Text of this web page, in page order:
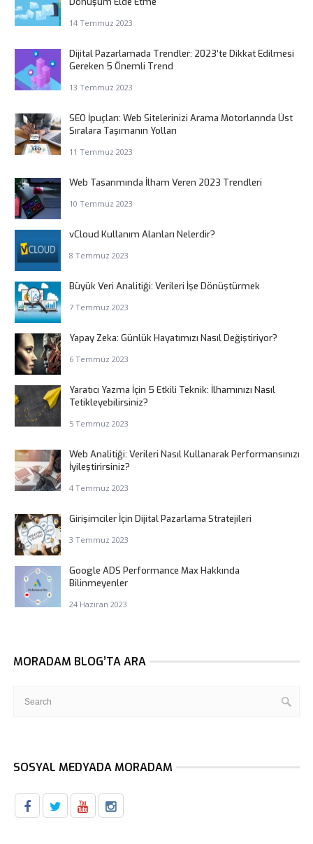
14 Temmuz 2023
Dijital Pazarlamada Trendler: 2023’te Dikkat Edilmesi
Gereken 5 Önemli Trend
13 Temmuz 2023
SEO İpuçları: Web Sitelerinizi Arama Motorlarında Üst
Sıralara Taşımanın Yolları
11 Temmuz 2023
Web Tasarımında İlham Veren 2023 Trendleri
10 Temmuz 2023
vCloud Kullanım Alanları Nelerdir?
8 Temmuz 2023
Büyük Veri Analitiği: Verileri İşe Dönüştürmek
7 Temmuz 2023
Yapay Zeka: Günlük Hayatımızı Nasıl Değiştiriyor?
6 Temmuz 2023
Yaratıcı Yazma İçin 5 Etkili Teknik: İlhamınızı Nasıl
Tetikleyebilirsiniz?
5 Temmuz 2023
Web Analitiği: Verileri Nasıl Kullanarak Performansınızı
İyileştirirsiniz?
4 Temmuz 2023
Girişimciler İçin Dijital Pazarlama Stratejileri
3 Temmuz 2023
Google ADS Performance Max Hakkında
Bilinmeyenler
24 Haziran 2023
MORADAM BLOG’TA ARA
SOSYAL MEDYADA MORADAM